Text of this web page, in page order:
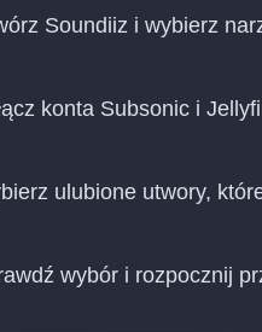
Soundiiz i wybierz
konta Subsonic i
ulubione utwory,
wybór i rozpocznij